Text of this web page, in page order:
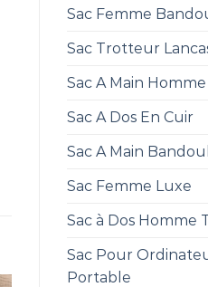
Sac Femme
Sac Trotteur
Sac A Main Homme
Sac A Dos En Cuir
Sac A Main
Sac Femme Luxe
Sac à Dos Homme
Sac Pour
Portable